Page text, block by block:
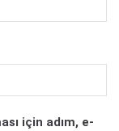
için adım, e-